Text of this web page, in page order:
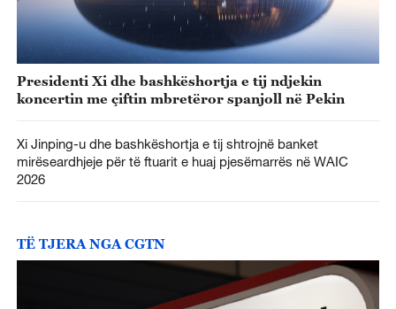
Presidenti Xi dhe bashkëshortja e tij ndjekin
koncertin me çiftin mbretëror spanjoll në Pekin
Xi Jinping-u dhe bashkëshortja e tij shtrojnë banket
mirëseardhjeje për të ftuarit e huaj pjesëmarrës në WAIC
2026
TË TJERA NGA CGTN